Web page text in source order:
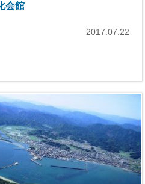
会館
2017.07.22